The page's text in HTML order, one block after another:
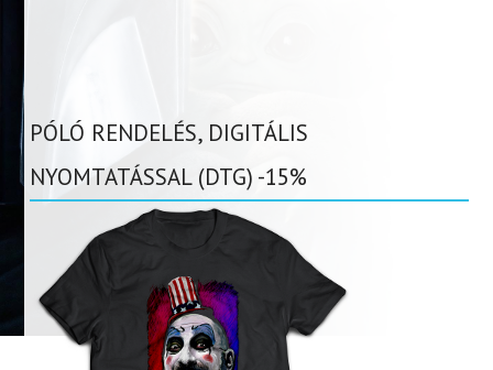
PÓLÓ RENDELÉS, DIGITÁLIS
NYOMTATÁSSAL (DTG) -15%